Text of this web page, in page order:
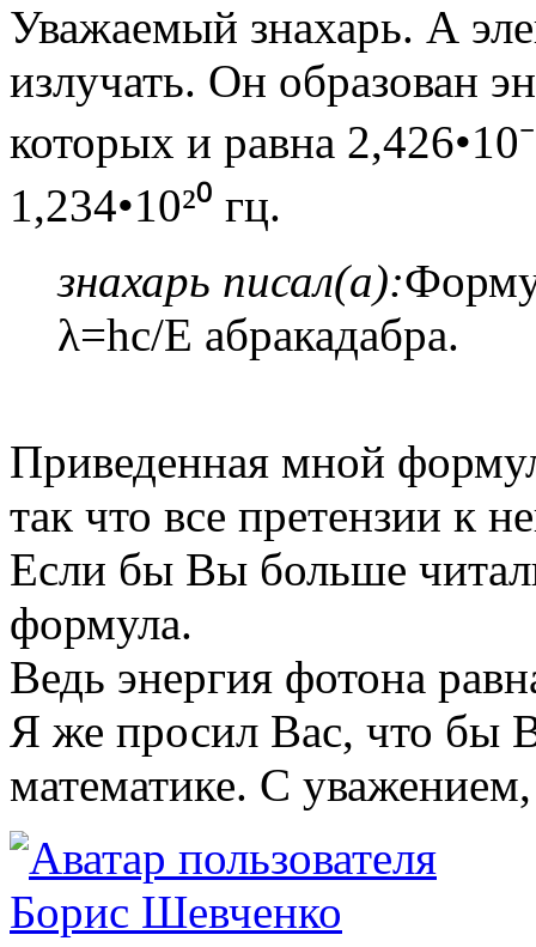
Уважаемый знахарь. А
излучать. Он образован
которых и равна
1,234•10²⁰ гц.
знахарь писал(а):
λ=hc/E абракадабра.
Приведенная мной
так что все претензии к
Если бы Вы больше
формула.
Ведь энергия фотона
Я же просил Вас, что бы
математике. С
Борис Шевченко